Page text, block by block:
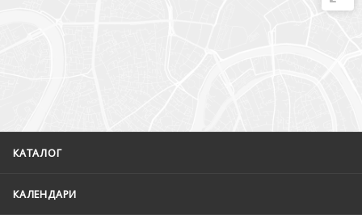
КАТАЛОГ
КАЛЕНДАРИ